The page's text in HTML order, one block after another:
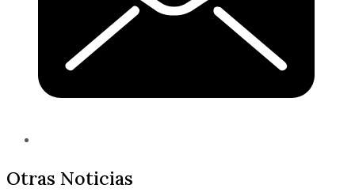
Otras Noticias